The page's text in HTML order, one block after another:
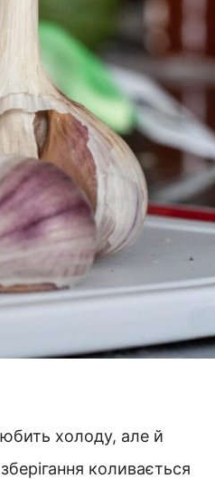
холоду, але й
коливається